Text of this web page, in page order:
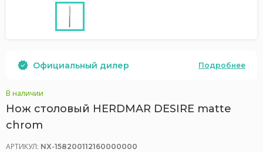
Официальный дилер Подробнее
В наличии
Нож столовый HERDMAR DESIRE matte
chrom
АРТИКУЛ: NX-158200112160000000